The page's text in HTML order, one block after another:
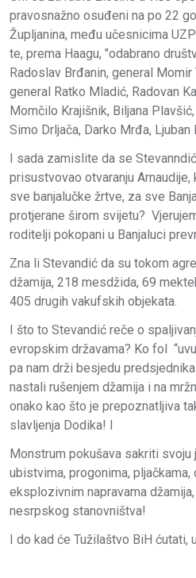
pravosnažno osuđeni na po 22
Župljanina, među učesnicima
te, prema Haagu, "odabrano
Radoslav Brđanin, general
general Ratko Mladić, Radovan
Momčilo Krajišnik, Biljana
Simo Drljača, Darko Mrđa,
I sada zamislite da se
prisustvovao otvaranju
sve banjalučke žrtve, za sve
protjerane širom svijetu?
roditelji pokopani u Banjaluci
Zna li Stevandić da su tokom
džamija, 218 mesdžida, 69
405 drugih vakufskih objekata.
I što to Stevandić reče o
evropskim državama? Ko fol
pa nam drži besjedu
nastali rušenjem džamija i na
onako kao što je prepoznatljiva
slavljenja Dodika! I
Monstrum pokušava sakriti svoju
ubistvima, progonima, pljačkama,
eksplozivnim napravama
nesrpskog stanovništva!
I do kad će Tužilaštvo BiH ćutati,